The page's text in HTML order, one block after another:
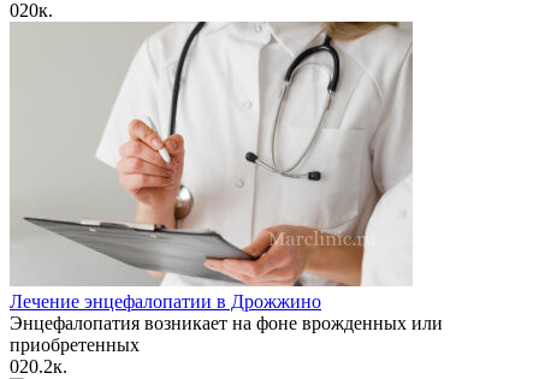
020к.
Лечение энцефалопатии в Дрожжино
Энцефалопатия возникает на фоне врожденных или
приобретенных
020.2к.